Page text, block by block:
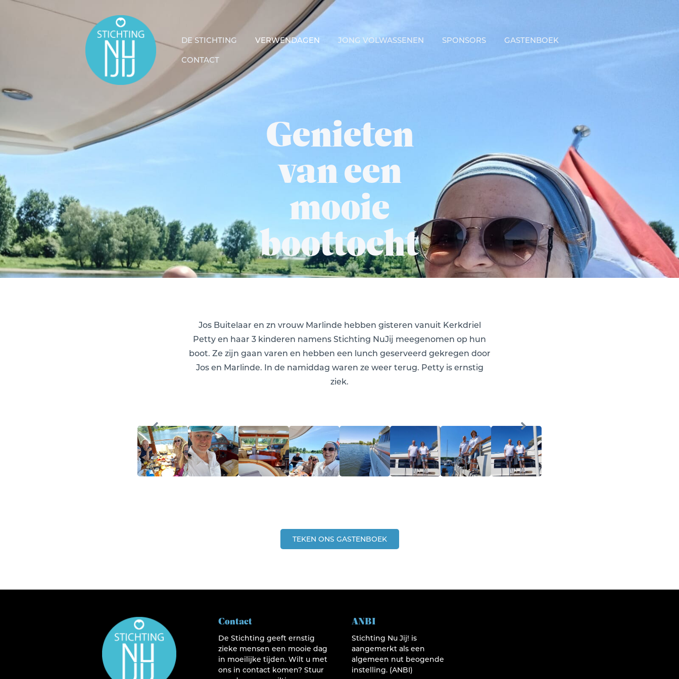
DE STICHTING VERWENDAGEN JONG VOLWASSENEN SPONSORS GASTENBOEK
CONTACT
Genieten
van een
mooie
boottocht
Jos Buitelaar en zn vrouw Marlinde hebben gisteren vanuit Kerkdriel
Petty en haar 3 kinderen namens Stichting NuJij meegenomen op hun
boot. Ze zijn gaan varen en hebben een lunch geserveerd gekregen door
Jos en Marlinde. In de namiddag waren ze weer terug. Petty is ernstig
ziek.
TEKEN ONS GASTENBOEK
Contact
De Stichting geeft ernstig
zieke mensen een mooie dag
in moeilijke tijden. Wilt u met
ons in contact komen? Stuur
ANBI
Stichting Nu Jij! is
aangemerkt als een
algemeen nut beogende
instelling. (ANBI)